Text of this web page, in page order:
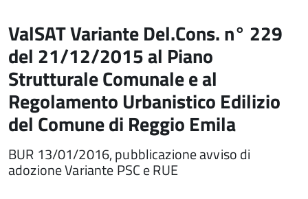
ValSAT Variante Del.Cons. n° 229
del 21/12/2015 al Piano
Strutturale Comunale e al
Regolamento Urbanistico Edilizio
del Comune di Reggio Emila
BUR 13/01/2016, pubblicazione avviso di
adozione Variante PSC e RUE